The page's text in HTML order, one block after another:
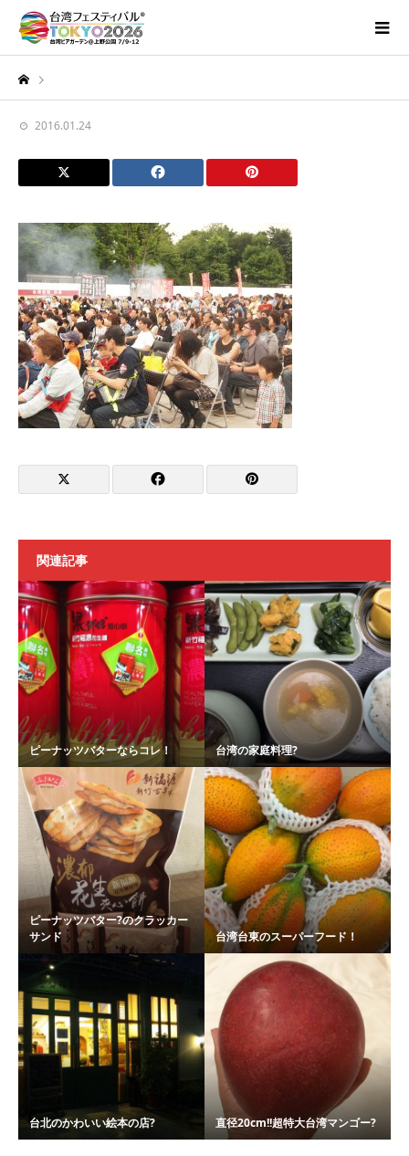
2016.01.24
関連記事
ピーナッツバターならコレ！ 台湾の家庭料理?
ピーナッツバター?のクラッカー
サンド
台湾台東のスーパーフード！
台北のかわいい絵本の店? 直径20cm!!超特大台湾マンゴー?